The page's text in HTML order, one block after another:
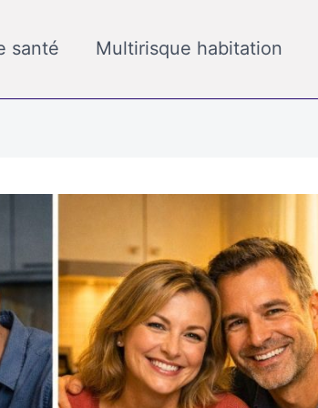
santé Multirisque habitation